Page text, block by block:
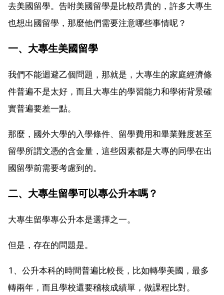
去美國留學。告咐美國留學是比較昂貴的，許多大專生
也想出國留學，那麼他們需要注意哪些事情呢？
一、大專生美國留學
我們不能迴避乙個問題，那就是，大專生的家庭經濟條
件普遍不是太好，而且大專生的學習能力和學術背景確
實普遍要差一點。
那麼，國外大學的入學條件、留學費用和畢業難度甚至
留學所謂文憑的含金量，這些因素都是大專的同學在出
國留學前需要考慮到的。
二、大專生留學可以專公升本嗎？
大專生留學專公升本是選擇之一。
但是，存在的問題是。
1、公升本科的時間普遍比較長，比如轉學美國，最多
轉兩年，而且學校還要稽核成績單，做課程比對。